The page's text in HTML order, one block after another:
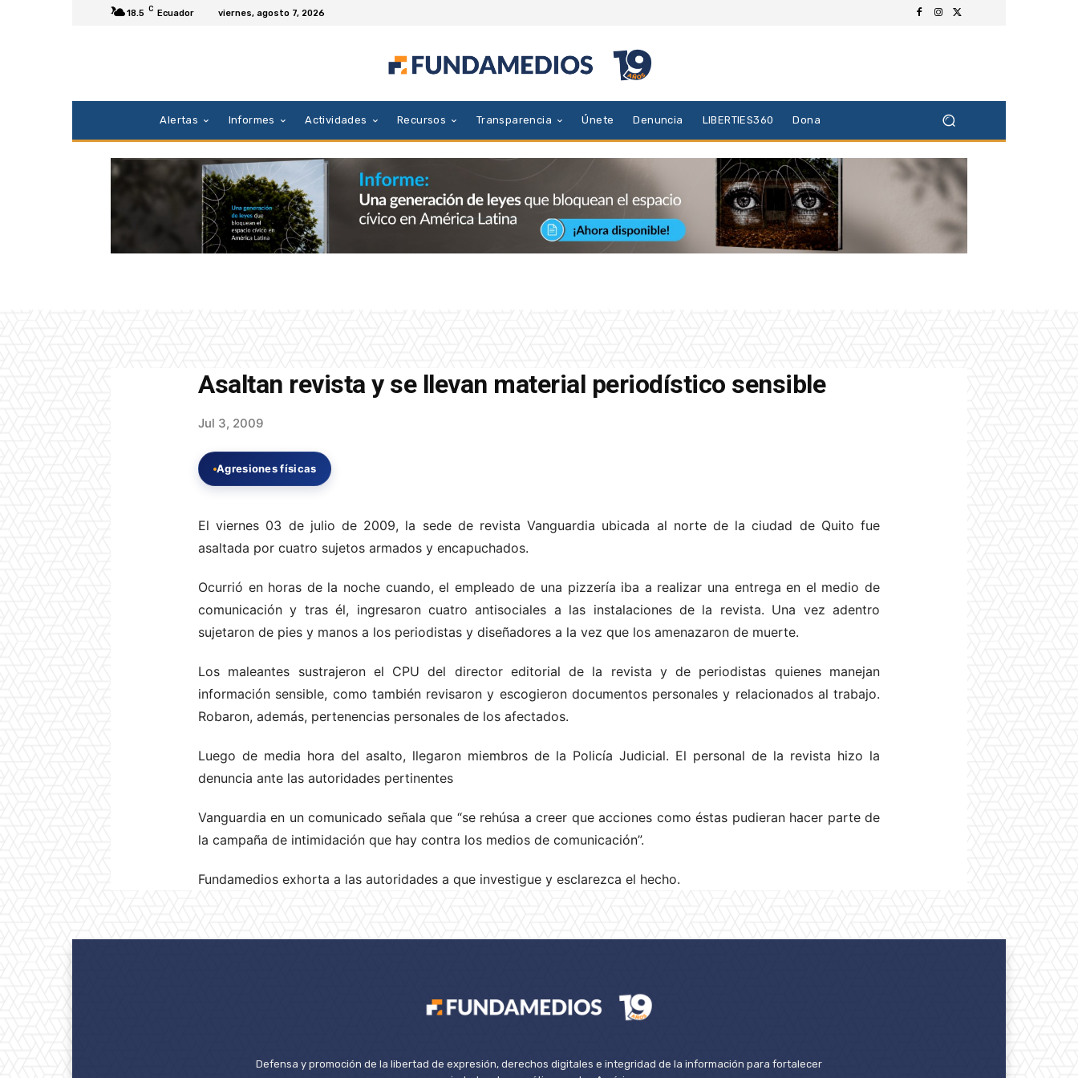
18.5 C Ecuador viernes, agosto 7, 2026
Alertas Informes Actividades Recursos Transparencia Únete Denuncia LIBERTIES360 Dona
Asaltan revista y se llevan material periodístico sensible
Jul 3, 2009
Agresiones físicas
El viernes 03 de julio de 2009, la sede de revista Vanguardia ubicada al norte de la ciudad de Quito fue
asaltada por cuatro sujetos armados y encapuchados.
Ocurrió en horas de la noche cuando, el empleado de una pizzería iba a realizar una entrega en el medio de
comunicación y tras él, ingresaron cuatro antisociales a las instalaciones de la revista. Una vez adentro
sujetaron de pies y manos a los periodistas y diseñadores a la vez que los amenazaron de muerte.
Los maleantes sustrajeron el CPU del director editorial de la revista y de periodistas quienes manejan
información sensible, como también revisaron y escogieron documentos personales y relacionados al trabajo.
Robaron, además, pertenencias personales de los afectados.
Luego de media hora del asalto, llegaron miembros de la Policía Judicial. El personal de la revista hizo la
denuncia ante las autoridades pertinentes
Vanguardia en un comunicado señala que “se rehúsa a creer que acciones como éstas pudieran hacer parte de
la campaña de intimidación que hay contra los medios de comunicación”.
Fundamedios exhorta a las autoridades a que investigue y esclarezca el hecho.
Defensa y promoción de la libertad de expresión, derechos digitales e integridad de la información para fortalecer